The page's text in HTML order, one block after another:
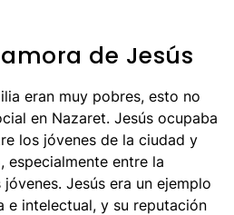
de Jesús
eran muy pobres, esto no
en Nazaret. Jesús ocupaba
los jóvenes de la ciudad y
especialmente entre la
Jesús era un ejemplo
e intelectual, y su reputación